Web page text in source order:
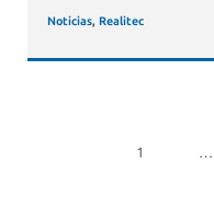
Noticias, Realitec
1 …